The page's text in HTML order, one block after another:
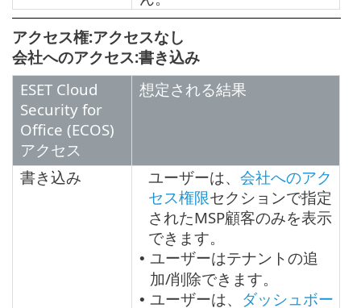
アクセス権:アクセスなし
会社へのアクセス:書き込み
ESET Cloud
Security for
Office (ECOS)
アクセス
想定される結果
書き込み ユーザーは、 会社へのアク
セス権限セクションで指定
されたMSP顧客のみを表示
できます。
• ユーザーはテナントの追
加/削除できます。
• ユーザーは、 ダッシュボー